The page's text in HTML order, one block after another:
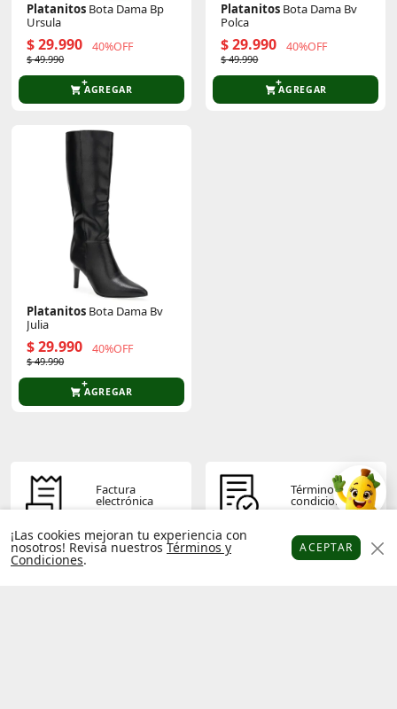
Platanitos Bota Dama Bp
Ursula
$ 29.990 40%OFF
$ 49.990
AGREGAR
Platanitos Bota Dama Bv
Polca
$ 29.990 40%OFF
$ 49.990
AGREGAR
Platanitos Bota Dama Bv
Julia
$ 29.990 40%OFF
$ 49.990
AGREGAR
Factura
electrónica
Términos y
condiciones
Platanitos
¡Las cookies mejoran tu experiencia con
nosotros! Revisa nuestros Términos y
Condiciones.
ACEPTAR